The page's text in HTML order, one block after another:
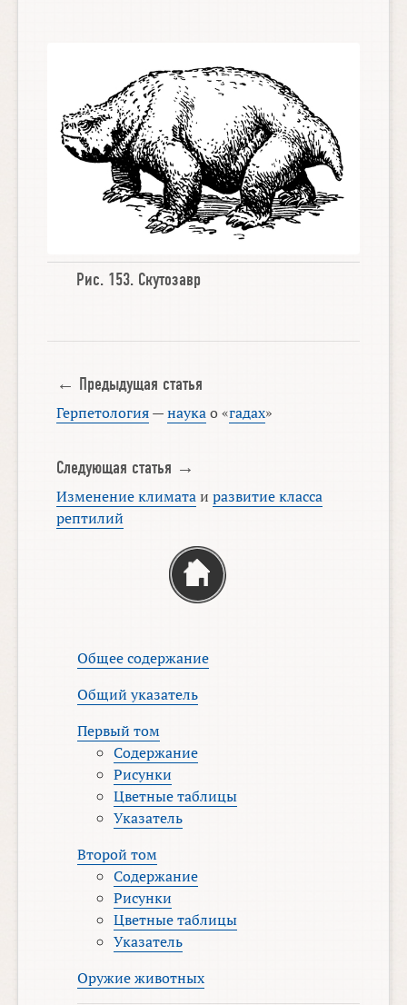
Рис. 153. Скутозавр
← Предыдущая статья
Герпетология—наукао «гадах»
Следующая статья →
Изменение климатаи развитие класса
рептилий
Общее содержание
Общий указатель
Первый том
Содержание
Рисунки
Цветные таблицы
Указатель
Второй том
Содержание
Рисунки
Цветные таблицы
Указатель
Оружие животных